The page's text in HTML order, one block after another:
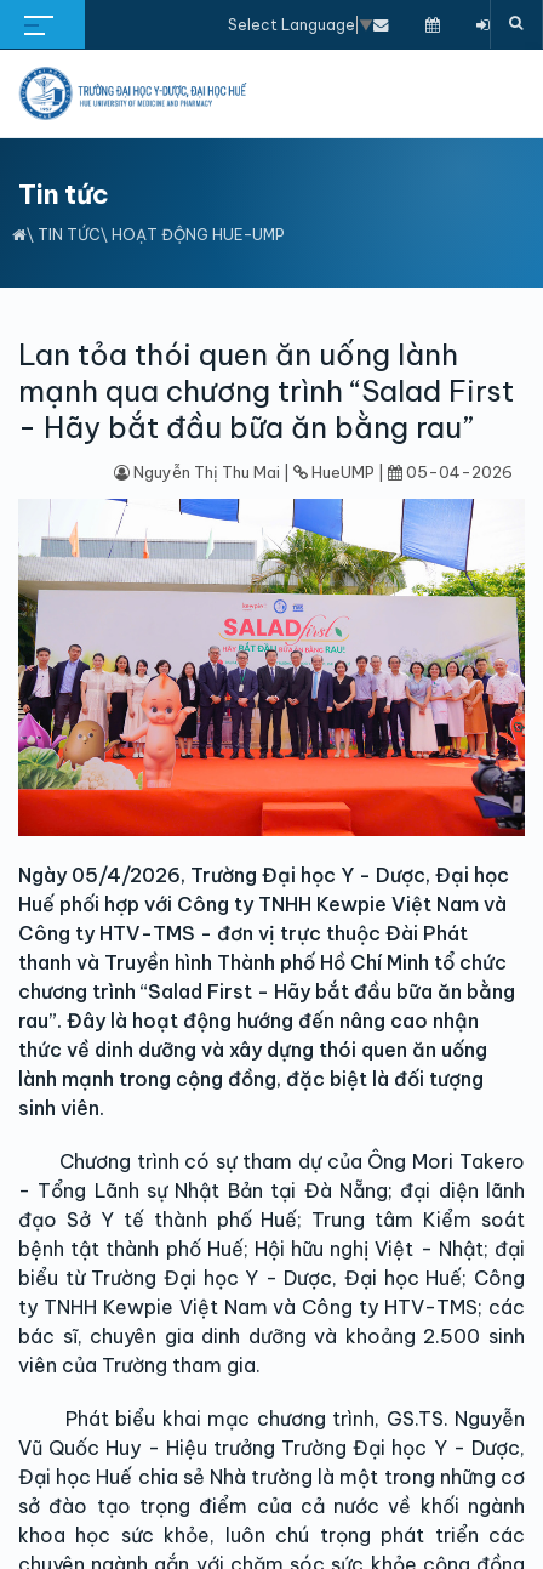
Select Language ▼
Tin tức
\ TIN TỨC\ HOẠT ĐỘNG HUE-UMP
Lan tỏa thói quen ăn uống lành
mạnh qua chương trình “Salad First
- Hãy bắt đầu bữa ăn bằng rau”
Nguyễn Thị Thu Mai | HueUMP | 05-04-2026
Ngày 05/4/2026, Trường Đại học Y - Dược, Đại học
Huế phối hợp với Công ty TNHH Kewpie Việt Nam và
Công ty HTV-TMS - đơn vị trực thuộc Đài Phát
thanh và Truyền hình Thành phố Hồ Chí Minh tổ chức
chương trình “Salad First - Hãy bắt đầu bữa ăn bằng
rau”. Đây là hoạt động hướng đến nâng cao nhận
thức về dinh dưỡng và xây dựng thói quen ăn uống
lành mạnh trong cộng đồng, đặc biệt là đối tượng
sinh viên.
Chương trình có sự tham dự của Ông Mori Takero
- Tổng Lãnh sự Nhật Bản tại Đà Nẵng; đại diện lãnh
đạo Sở Y tế thành phố Huế; Trung tâm Kiểm soát
bệnh tật thành phố Huế; Hội hữu nghị Việt - Nhật; đại
biểu từ Trường Đại học Y - Dược, Đại học Huế; Công
ty TNHH Kewpie Việt Nam và Công ty HTV-TMS; các
bác sĩ, chuyên gia dinh dưỡng và khoảng 2.500 sinh
viên của Trường tham gia.
Phát biểu khai mạc chương trình, GS.TS. Nguyễn
Vũ Quốc Huy - Hiệu trưởng Trường Đại học Y - Dược,
Đại học Huế chia sẻ Nhà trường là một trong những cơ
sở đào tạo trọng điểm của cả nước về khối ngành
khoa học sức khỏe, luôn chú trọng phát triển các